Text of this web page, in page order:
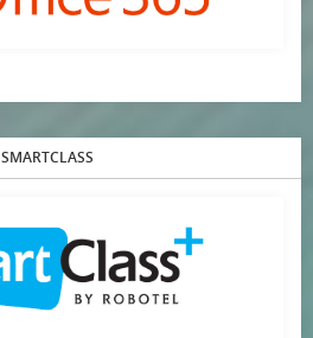
SMARTCLASS